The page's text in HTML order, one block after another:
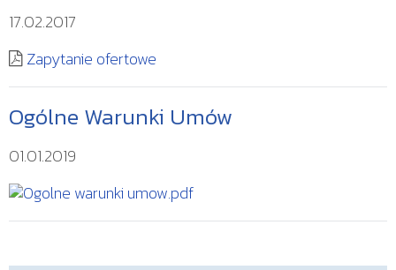
17.02.2017
Zapytanie ofertowe
Ogólne Warunki Umów
01.01.2019